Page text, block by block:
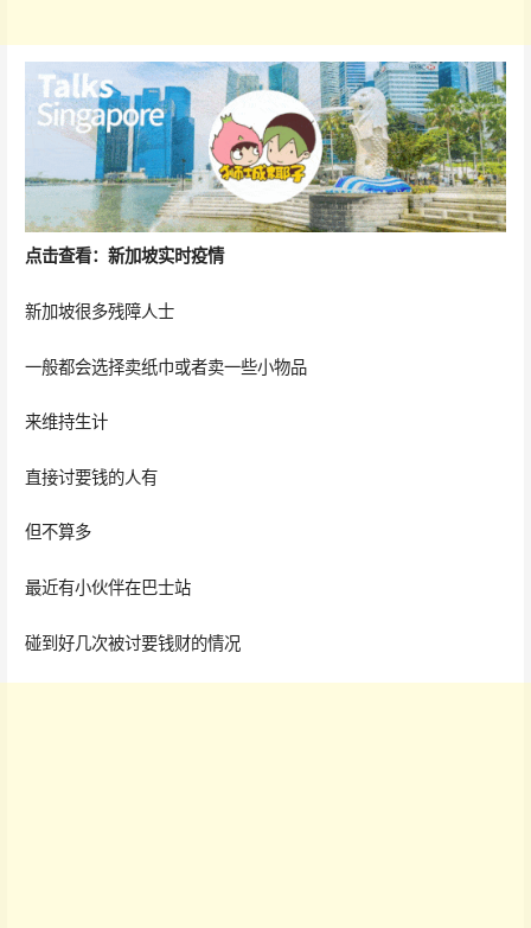
点击查看：新加坡实时疫情
新加坡很多残障人士
一般都会选择卖纸巾或者卖一些小物品
来维持生计
直接讨要钱的人有
但不算多
最近有小伙伴在巴士站
碰到好几次被讨要钱财的情况